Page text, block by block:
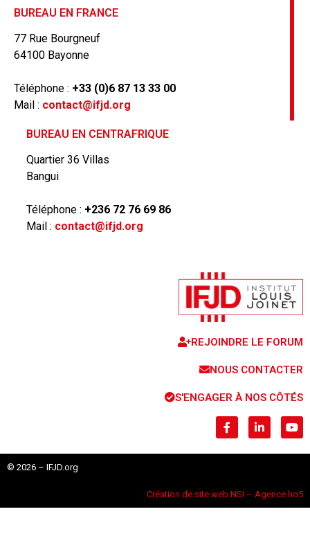
BUREAU EN FRANCE
77 Rue Bourgneuf
64100 Bayonne
Téléphone : +33 (0)6 87 13 33 00
Mail : contact@ifjd.org
BUREAU EN CENTRAFRIQUE
Quartier 36 Villas
Bangui
Téléphone : +236 72 76 69 86
Mail : contact@ifjd.org
REJOINDRE LE FORUM
NOUS CONTACTER
S'ENGAGER À NOS CÔTÉS
© 2026 – IFJD.org
Création de site web NSI – Agence ho5